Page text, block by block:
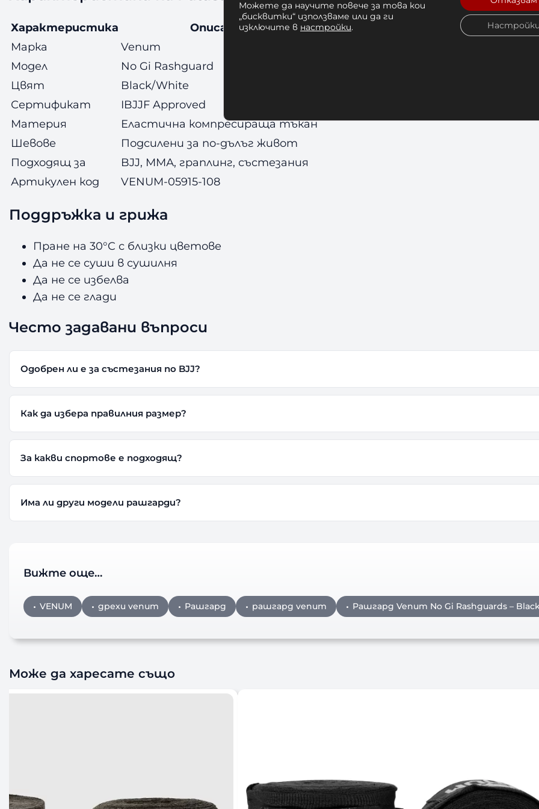
Характеристика
Описание
Марка
Venum
Модел
No Gi Rashguard
Цвят
Black/White
Сертификат
IBJJF Approved
Материя
Еластична компресираща тъкан
Шевове
Подсилени за по-дълъг живот
Подходящ за
BJJ, ММА, граплинг, състезания
Артикулен код
VENUM-05915-108
Поддръжка и грижа
Пране на 30°C с близки цветове
Да не се суши в сушилня
Да не се избелва
Да не се глади
Често задавани въпроси
Одобрен ли е за състезания по BJJ?
Как да избера правилния размер?
За какви спортове е подходящ?
Има ли други модели рашгарди?
Вижте още…
VENUM дрехи venum Рашгард рашгард venum Рашгард Venum No Gi Rashguards –
Може да харесате също
Можете да научите повече за това кои
„бисквитки“ използваме или да ги
изключите в настройки.